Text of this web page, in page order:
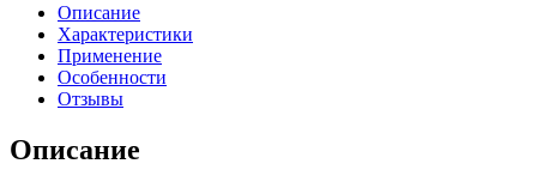
Описание
Характеристики
Применение
Особенности
Отзывы
Описание